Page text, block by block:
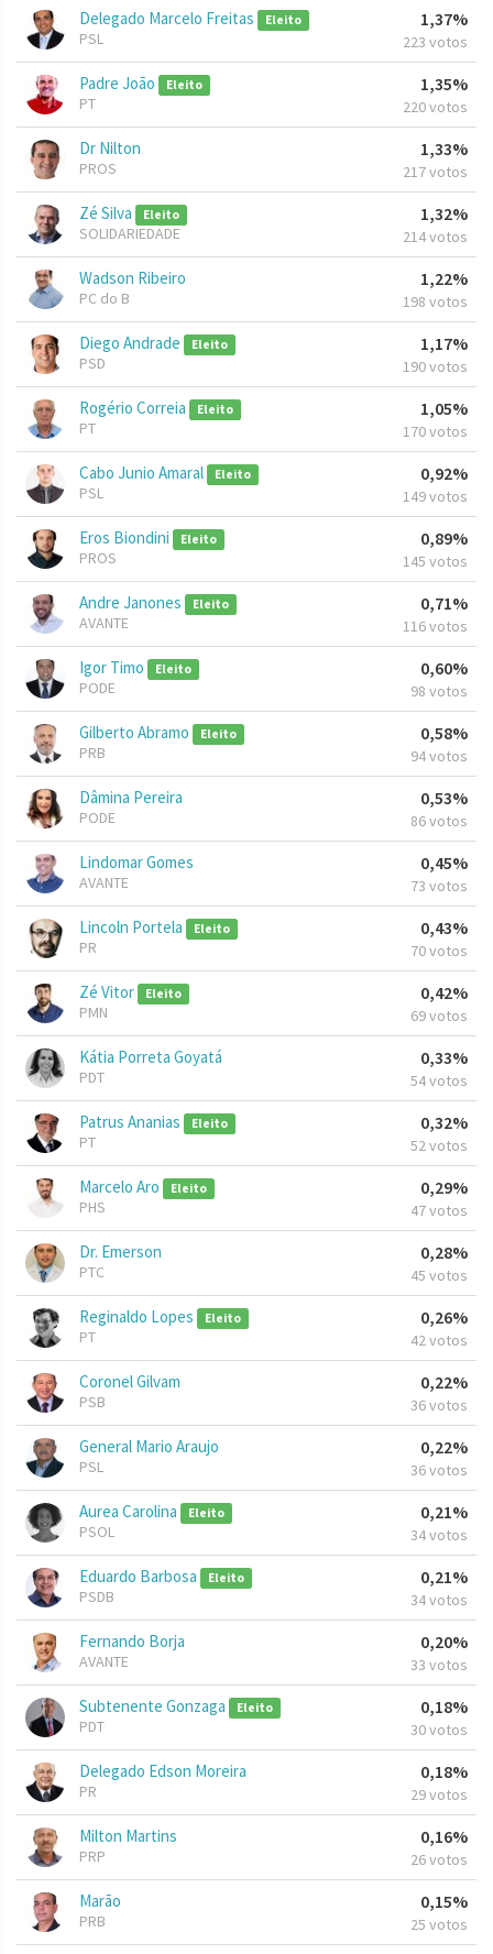
Delegado Marcelo Freitas Eleito
PSL
1,37%
223 votos
Padre João Eleito
PT
1,35%
220 votos
Dr Nilton
PROS
1,33%
217 votos
Zé Silva Eleito
SOLIDARIEDADE
1,32%
214 votos
Wadson Ribeiro
PC do B
1,22%
198 votos
Diego Andrade Eleito
PSD
1,17%
190 votos
Rogério Correia Eleito
PT
1,05%
170 votos
Cabo Junio Amaral Eleito
PSL
0,92%
149 votos
Eros Biondini Eleito
PROS
0,89%
145 votos
Andre Janones Eleito
AVANTE
0,71%
116 votos
Igor Timo Eleito
PODE
0,60%
98 votos
Gilberto Abramo Eleito
PRB
0,58%
94 votos
Dâmina Pereira
PODE
0,53%
86 votos
Lindomar Gomes
AVANTE
0,45%
73 votos
Lincoln Portela Eleito
PR
0,43%
70 votos
Zé Vitor Eleito
PMN
0,42%
69 votos
Kátia Porreta Goyatá
PDT
0,33%
54 votos
Patrus Ananias Eleito
PT
0,32%
52 votos
Marcelo Aro Eleito
PHS
0,29%
47 votos
Dr. Emerson
PTC
0,28%
45 votos
Reginaldo Lopes Eleito
PT
0,26%
42 votos
Coronel Gilvam
PSB
0,22%
36 votos
General Mario Araujo
PSL
0,22%
36 votos
Aurea Carolina Eleito
PSOL
0,21%
34 votos
Eduardo Barbosa Eleito
PSDB
0,21%
34 votos
Fernando Borja
AVANTE
0,20%
33 votos
Subtenente Gonzaga Eleito
PDT
0,18%
30 votos
Delegado Edson Moreira
PR
0,18%
29 votos
Milton Martins
PRP
0,16%
26 votos
Marão
PRB
0,15%
25 votos